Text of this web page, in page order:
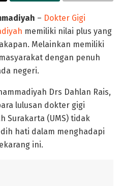
– Dokter Gigi
memiliki nilai plus yang
Melainkan memiliki
dengan penuh
negeri.
Drs Dahlan Rais,
lulusan dokter gigi
Surakarta (UMS) tidak
hati dalam menghadapi
ini.